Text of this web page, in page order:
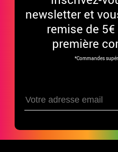
newsletter et
remise de
première
*Commandes